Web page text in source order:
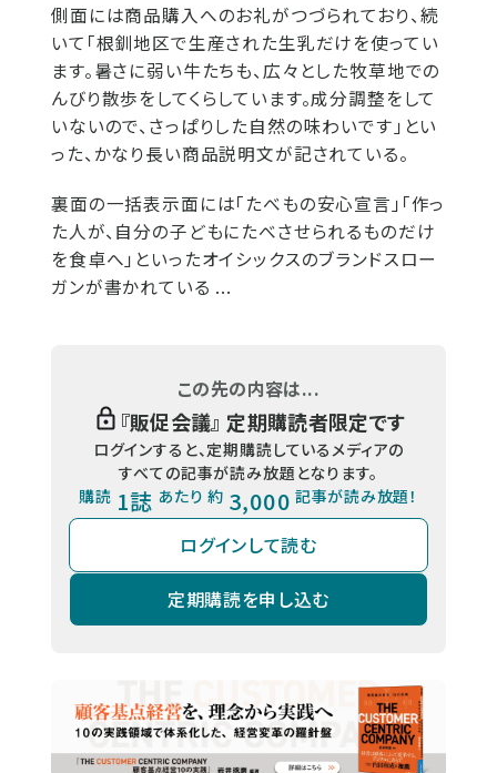
側面には商品購入へのお礼がつづられており、続
いて「根釧地区で生産された生乳だけを使ってい
ます。暑さに弱い牛たちも、広々とした牧草地での
んびり散歩をしてくらしています。成分調整をして
いないので、さっぱりした自然の味わいです」とい
った、かなり長い商品説明文が記されている。
裏面の一括表示面には「たべもの安心宣言」「作っ
た人が、自分の子どもにたべさせられるものだけ
を食卓へ」といったオイシックスのブランドスロー
ガンが書かれている ...
この先の内容は...
『販促会議』 定期購読者限定です
ログインすると、定期購読しているメディアの
すべての記事が読み放題となります。
購読 1誌 あたり 約 3,000 記事が読み放題！
ログインして読む
定期購読を申し込む